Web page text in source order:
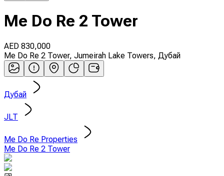
Me Do Re 2 Tower
AED 830,000
Me Do Re 2 Tower, Jumeirah Lake Towers, Дубай
Дубай
JLT
Me Do Re Properties
Me Do Re 2 Tower